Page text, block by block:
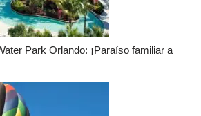
Park Orlando: ¡Paraíso familiar a